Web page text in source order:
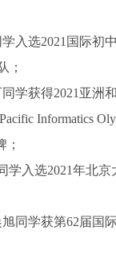
入选2021国际初
；
学获得2021亚洲
Informatics
；
学入选2021年北
同学获第62届国